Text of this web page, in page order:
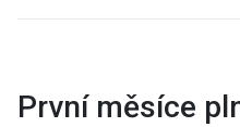
První měsíce